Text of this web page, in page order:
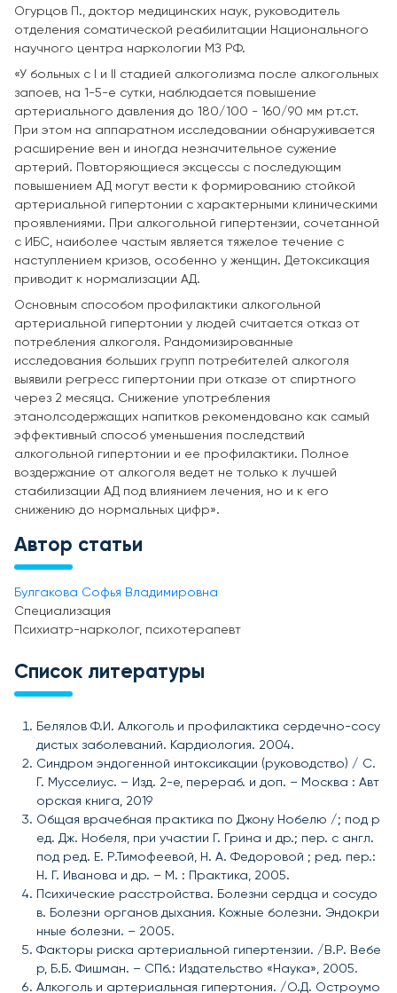
Огурцов П., доктор медицинских наук, руководитель
отделения соматической реабилитации Национального
научного центра наркологии МЗ РФ.
«У больных с I и II стадией алкоголизма после алкогольных
запоев, на 1-5-е сутки, наблюдается повышение
артериального давления до 180/100 - 160/90 мм рт.ст.
При этом на аппаратном исследовании обнаруживается
расширение вен и иногда незначительное сужение
артерий. Повторяющиеся эксцессы с последующим
повышением АД могут вести к формированию стойкой
артериальной гипертонии с характерными клиническими
проявлениями. При алкогольной гипертензии, сочетанной
с ИБС, наиболее частым является тяжелое течение с
наступлением кризов, особенно у женщин. Детоксикация
приводит к нормализации АД.
Основным способом профилактики алкогольной
артериальной гипертонии у людей считается отказ от
потребления алкоголя. Рандомизированные
исследования больших групп потребителей алкоголя
выявили регресс гипертонии при отказе от спиртного
через 2 месяца. Снижение употребления
этанолсодержащих напитков рекомендовано как самый
эффективный способ уменьшения последствий
алкогольной гипертонии и ее профилактики. Полное
воздержание от алкоголя ведет не только к лучшей
стабилизации АД под влиянием лечения, но и к его
снижению до нормальных цифр».
Автор статьи
Булгакова Софья Владимировна
Специализация
Психиатр-нарколог, психотерапевт
Список литературы
Белялов Ф.И. Алкоголь и профилактика сердечно-сосу
дистых заболеваний. Кардиология. 2004.
Синдром эндогенной интоксикации (руководство) / С.
Г. Мусселиус. – Изд. 2-е, перераб. и доп. – Москва : Авт
орская книга, 2019
Общая врачебная практика по Джону Нобелю /; под р
ед. Дж. Нобеля, при участии Г. Грина и др.; пер. с англ.
под ред. Е. Р.Тимофеевой, Н. А. Федоровой ; ред. пер.:
Н. Г. Иванова и др. – М. : Практика, 2005.
Психические расстройства. Болезни сердца и сосудо
в. Болезни органов дыхания. Кожные болезни. Эндокри
нные болезни. – 2005.
Факторы риска артериальной гипертензии. /В.Р. Вебе
р, Б.Б. Фишман. – СПб.: Издательство «Наука», 2005.
Алкоголь и артериальная гипертония. /О.Д. Остроумо